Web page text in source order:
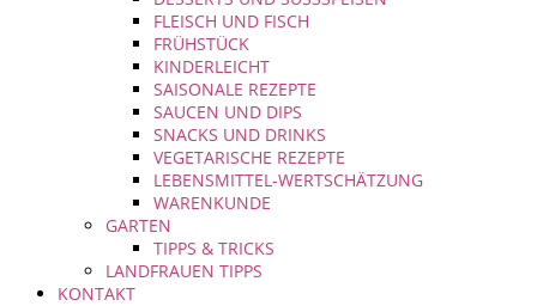
FLEISCH UND FISCH
FRÜHSTÜCK
KINDERLEICHT
SAISONALE REZEPTE
SAUCEN UND DIPS
SNACKS UND DRINKS
VEGETARISCHE REZEPTE
LEBENSMITTEL-WERTSCHÄTZUNG
WARENKUNDE
GARTEN
TIPPS & TRICKS
LANDFRAUEN TIPPS
KONTAKT